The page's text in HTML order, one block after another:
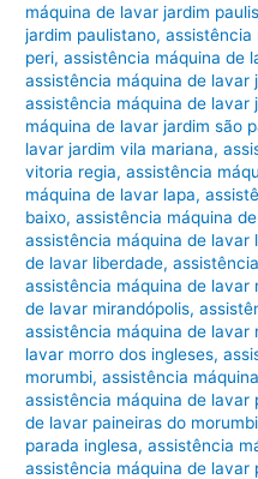
máquina de lavar jardim
jardim paulistano,assistência
peri,assistência máquina de
assistência máquina de lavar
assistência máquina de lavar
máquina de lavar jardim são
lavar jardim vila mariana,
vitoria regia,assistência
máquina de lavar lapa,
baixo,assistência máquina
assistência máquina de lavar
de lavar liberdade,
assistência máquina de lavar
de lavar mirandópolis,
assistência máquina de lavar
lavar morro dos ingleses,
morumbi,assistência
assistência máquina de lavar
de lavar paineiras do morumbi
parada inglesa,assistência
assistência máquina de lavar